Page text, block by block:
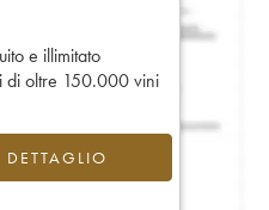
e illimitato
di oltre 150.000 vini